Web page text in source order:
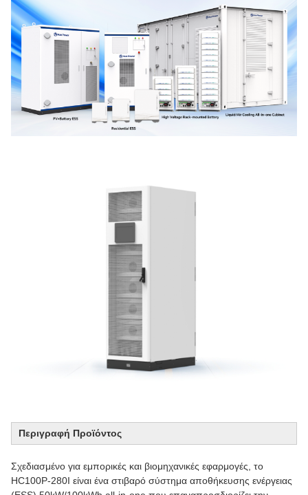
Περιγραφή Προϊόντος
Σχεδιασμένο για εμπορικές και βιομηχανικές εφαρμογές, το
HC100P-280I είναι ένα στιβαρό σύστημα αποθήκευσης ενέργειας